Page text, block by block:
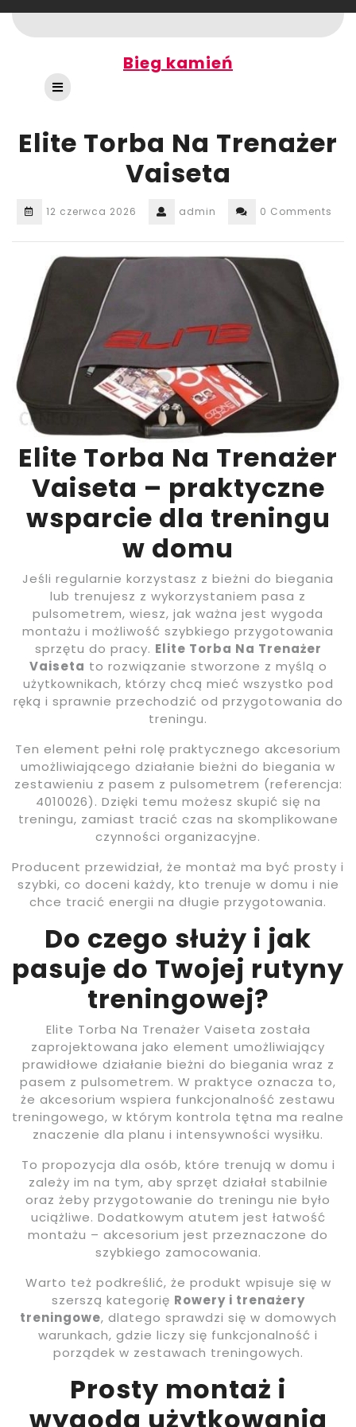
to
content
Bieg kamień
Open
Button
Elite Torba Na Trenażer
Vaiseta
12 czerwca 2026 admin 0 Comments
Elite Torba Na Trenażer
Vaiseta – praktyczne
wsparcie dla treningu
w domu
Jeśli regularnie korzystasz z bieżni do biegania
lub trenujesz z wykorzystaniem pasa z
pulsometrem, wiesz, jak ważna jest wygoda
montażu i możliwość szybkiego przygotowania
sprzętu do pracy. Elite Torba Na Trenażer
Vaiseta to rozwiązanie stworzone z myślą o
użytkownikach, którzy chcą mieć wszystko pod
ręką i sprawnie przechodzić od przygotowania do
treningu.
Ten element pełni rolę praktycznego akcesorium
umożliwiającego działanie bieżni do biegania w
zestawieniu z pasem z pulsometrem (referencja:
4010026). Dzięki temu możesz skupić się na
treningu, zamiast tracić czas na skomplikowane
czynności organizacyjne.
Producent przewidział, że montaż ma być prosty i
szybki, co doceni każdy, kto trenuje w domu i nie
chce tracić energii na długie przygotowania.
Do czego służy i jak
pasuje do Twojej rutyny
treningowej?
Elite Torba Na Trenażer Vaiseta została
zaprojektowana jako element umożliwiający
prawidłowe działanie bieżni do biegania wraz z
pasem z pulsometrem. W praktyce oznacza to,
że akcesorium wspiera funkcjonalność zestawu
treningowego, w którym kontrola tętna ma realne
znaczenie dla planu i intensywności wysiłku.
To propozycja dla osób, które trenują w domu i
zależy im na tym, aby sprzęt działał stabilnie
oraz żeby przygotowanie do treningu nie było
uciążliwe. Dodatkowym atutem jest łatwość
montażu – akcesorium jest przeznaczone do
szybkiego zamocowania.
Warto też podkreślić, że produkt wpisuje się w
szerszą kategorię Rowery i trenażery
treningowe, dlatego sprawdzi się w domowych
warunkach, gdzie liczy się funkcjonalność i
porządek w zestawach treningowych.
Prosty montaż i
wygoda użytkowania